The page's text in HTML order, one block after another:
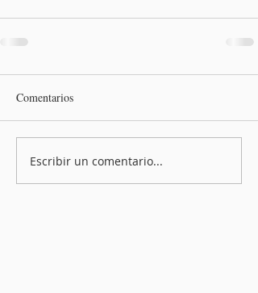
Comentarios
Escribir un comentario...